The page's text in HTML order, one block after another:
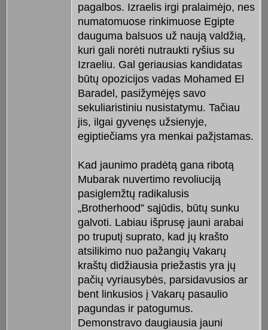
pagalbos. Izraelis irgi pralaimėjo, nes
numatomuose rinkimuose Egipte
dauguma balsuos už naują valdžią,
kuri gali norėti nutraukti ryšius su
Izraeliu. Gal geriausias kandidatas
būtų opozicijos vadas Mohamed El
Baradel, pasižymėjęs savo
sekuliaristiniu nusistatymu. Tačiau
jis, ilgai gyvenęs užsienyje,
egiptiečiams yra menkai pažįstamas.
Kad jaunimo pradėtą gana ribotą
Mubarak nuvertimo revoliuciją
pasiglemžtų radikalusis
„Brotherhood” sąjūdis, būtų sunku
galvoti. Labiau išprusę jauni arabai
po truputį suprato, kad jų krašto
atsilikimo nuo pažangių Vakarų
kraštų didžiausia priežastis yra jų
pačių vyriausybės, parsidavusios ar
bent linkusios į Vakarų pasaulio
pagundas ir patogumus.
Demonstravo daugiausia jauni